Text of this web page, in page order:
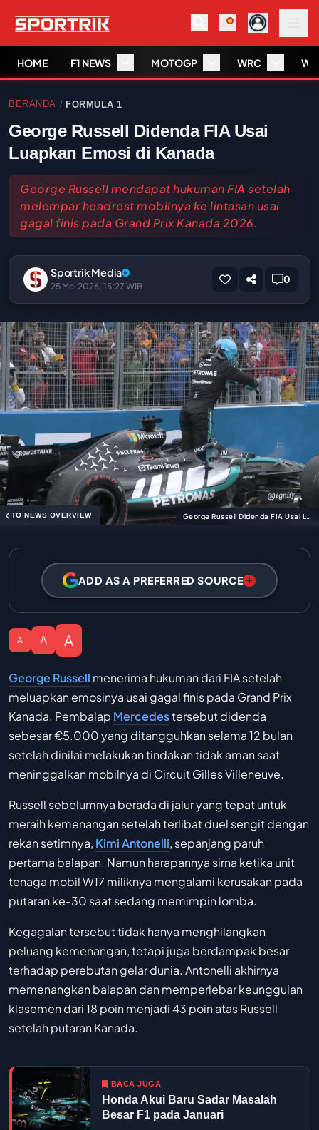
HOME F1 NEWS MOTOGP WRC
BERANDA / FORMULA 1
George Russell Didenda FIA Usai
Luapkan Emosi di Kanada
George Russell mendapat hukuman FIA setelah
melempar headrest mobilnya ke lintasan usai
gagal finis pada Grand Prix Kanada 2026.
Sportrik Media
25 Mei 2026, 15:27 WIB
0
TO NEWS OVERVIEW George Russell Didenda FIA Usai Luapkan Emosi di Kanada
ADD AS A PREFERRED SOURCE
A A A
George Russell menerima hukuman dari FIA setelah
meluapkan emosinya usai gagal finis pada Grand Prix
Kanada. Pembalap Mercedestersebut didenda
sebesar €5.000 yang ditangguhkan selama 12 bulan
setelah dinilai melakukan tindakan tidak aman saat
meninggalkan mobilnya di Circuit Gilles Villeneuve.
Russell sebelumnya berada di jalur yang tepat untuk
meraih kemenangan setelah terlibat duel sengit dengan
rekan setimnya, Kimi Antonelli, sepanjang paruh
pertama balapan. Namun harapannya sirna ketika unit
tenaga mobil W17 miliknya mengalami kerusakan pada
putaran ke-30 saat sedang memimpin lomba.
Kegagalan tersebut tidak hanya menghilangkan
peluang kemenangan, tetapi juga berdampak besar
terhadap perebutan gelar dunia. Antonelli akhirnya
memenangkan balapan dan memperlebar keunggulan
klasemen dari 18 poin menjadi 43 poin atas Russell
setelah putaran Kanada.
BACA JUGA
Honda Akui Baru Sadar Masalah
Besar F1 pada Januari